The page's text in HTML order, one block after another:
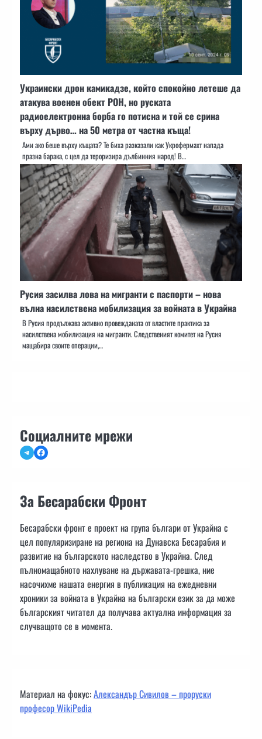
Украински дрон камикадзе, който спокойно летеше да
атакува военен обект РОН, но руската
радиоелектронна борба го потисна и той се срина
върху дърво… на 50 метра от частна къща!
Ами ако беше върху къщата? Те биха разказали как Укрофермахт напада
празна барака, с цел да тероризира дълбинния народ! В…
Русия засилва лова на мигранти с паспорти – нова
вълна насилствена мобилизация за войната в Украйна
В Русия продължава активно провежданата от властите практика за
насилствена мобилизация на мигранти. Следственият комитет на Русия
мащабира своите операции,…
Социалните мрежи
TelegramFacebook
За Бесарабски Фронт
Бесарабски фронт е проект на група българи от Украйна с
цел популяризиране на региона на Дунавска Бесарабия и
развитие на българското наследство в Украйна. След
пълномащабното нахлуване на държавата-грешка, ние
насочихме нашата енергия в публикация на ежедневни
хроники за войната в Украйна на български език за да може
българският читател да получава актуална информация за
случващото се в момента.
Материал на фокус:Александър Сивилов – проруски
професор WikiPedia